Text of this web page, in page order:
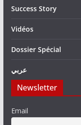
Success Story
Vidéos
Dossier Spécial
عربي
Newsletter
Email